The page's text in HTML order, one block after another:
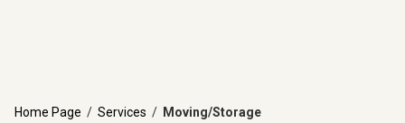
Home Page / Services / Moving/Storage